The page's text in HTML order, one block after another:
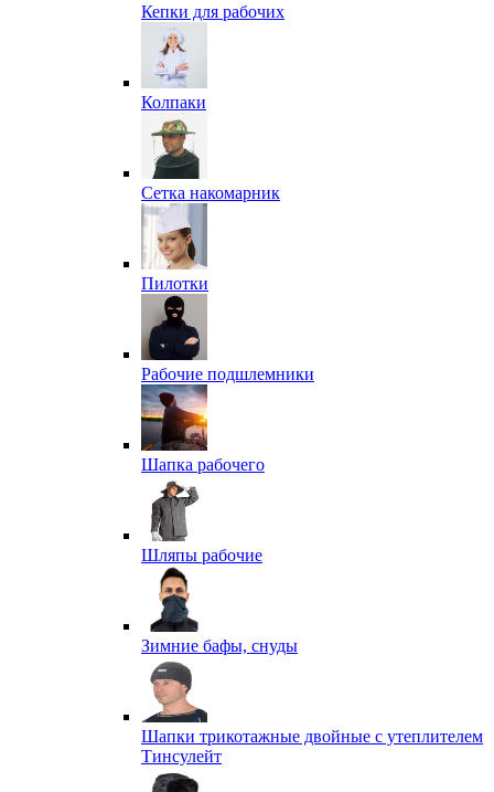
Кепки для рабочих
Колпаки
Сетка накомарник
Пилотки
Рабочие подшлемники
Шапка рабочего
Шляпы рабочие
Зимние бафы, снуды
Шапки трикотажные двойные с утеплителем
Тинсулейт